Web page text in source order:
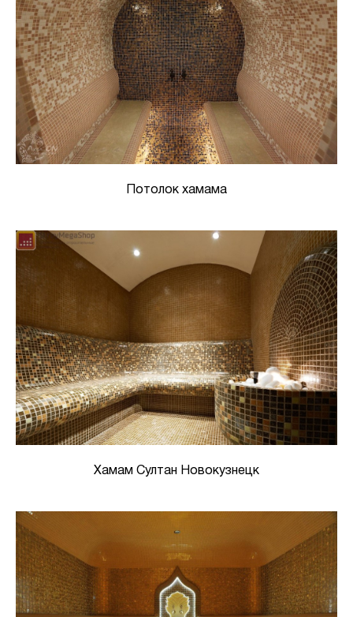
Потолок хамама
Хамам Султан Новокузнецк